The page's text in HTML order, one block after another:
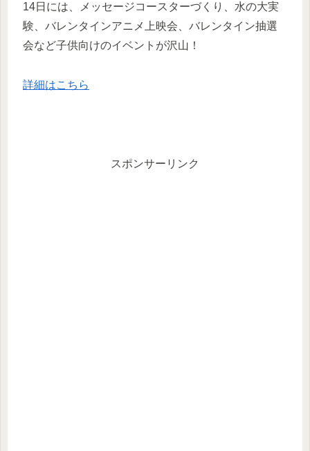
14日には、メッセージコースターづくり、水の大実
験、バレンタインアニメ上映会、バレンタイン抽選
会など子供向けのイベントが沢山！
詳細はこちら
スポンサーリンク